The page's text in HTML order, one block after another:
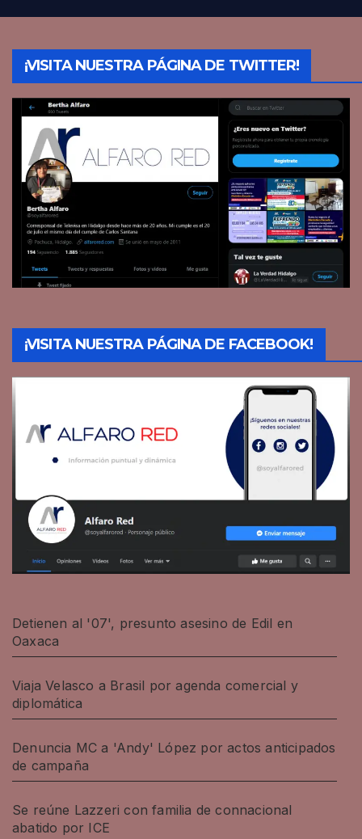
¡VISITA NUESTRA PÁGINA DE TWITTER!
¡VISITA NUESTRA PÁGINA DE FACEBOOK!
Detienen al '07', presunto asesino de Edil en
Oaxaca
Viaja Velasco a Brasil por agenda comercial y
diplomática
Denuncia MC a 'Andy' López por actos anticipados
de campaña
Se reúne Lazzeri con familia de connacional
abatido por ICE